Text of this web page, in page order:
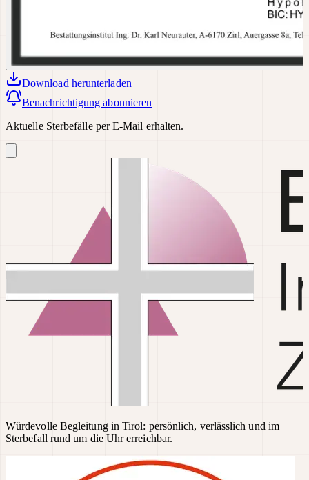
Download herunterladen
Benachrichtigung abonnieren
Aktuelle Sterbefälle per E-Mail erhalten.
Würdevolle Begleitung in Tirol: persönlich, verlässlich und im
Sterbefall rund um die Uhr erreichbar.